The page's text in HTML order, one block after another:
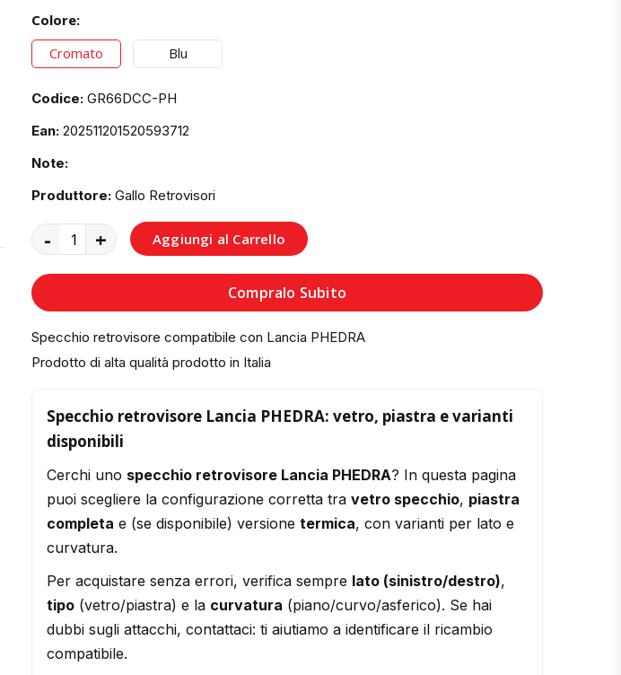
Colore:
Cromato
Blu
Codice: GR66DCC-PH
Ean: 202511201520593712
Note:
Produttore: Gallo Retrovisori
- + Aggiungi al Carrello
Compralo Subito
Specchio retrovisore compatibile con Lancia PHEDRA
Prodotto di alta qualità prodotto in Italia
Specchio retrovisore Lancia PHEDRA: vetro, piastra e varianti
disponibili
Cerchi uno specchio retrovisore Lancia PHEDRA? In questa pagina
puoi scegliere la configurazione corretta tra vetro specchio, piastra
completa e (se disponibile) versione termica, con varianti per lato e
curvatura.
Per acquistare senza errori, verifica sempre lato (sinistro/destro),
tipo (vetro/piastra) e la curvatura (piano/curvo/asferico). Se hai
dubbi sugli attacchi, contattaci: ti aiutiamo a identificare il ricambio
compatibile.